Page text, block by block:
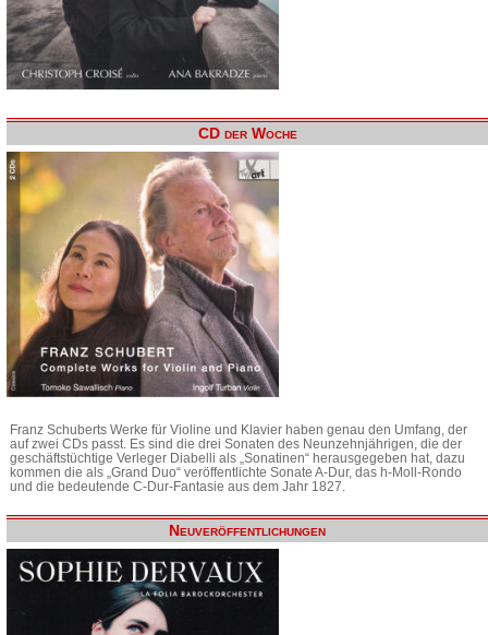
CD der Woche
Franz Schuberts Werke für Violine und Klavier haben genau den Umfang, der
auf zwei CDs passt. Es sind die drei Sonaten des Neunzehnjährigen, die der
geschäftstüchtige Verleger Diabelli als „Sonatinen“ herausgegeben hat, dazu
kommen die als „Grand Duo“ veröffentlichte Sonate A-Dur, das h-Moll-Rondo
und die bedeutende C-Dur-Fantasie aus dem Jahr 1827.
Neuveröffentlichungen